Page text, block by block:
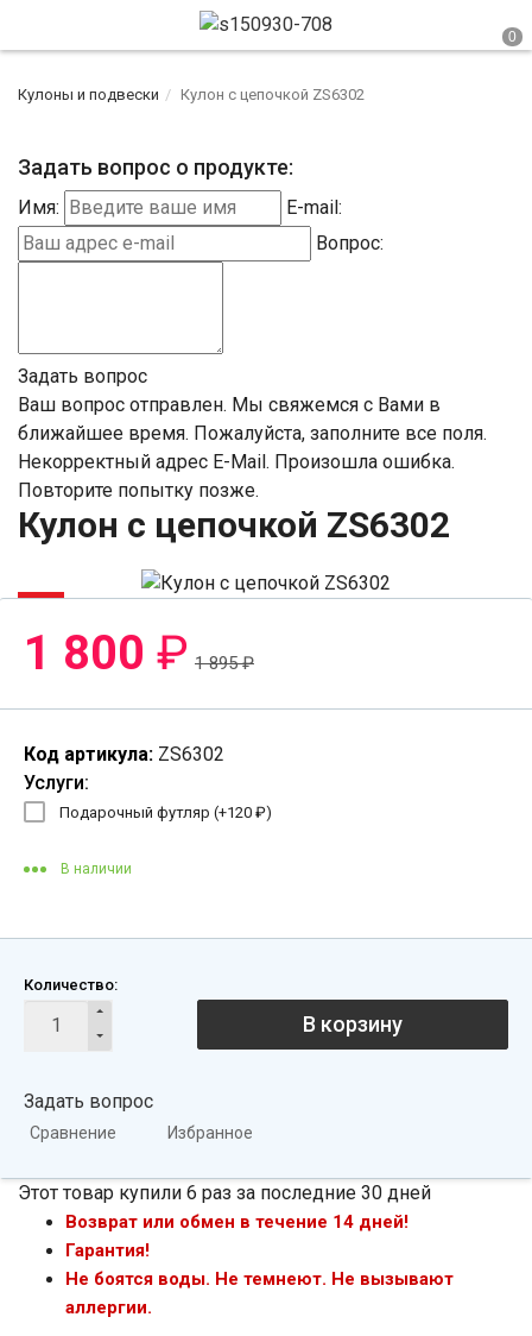
Кулоны и подвески Кулон с цепочкой ZS6302
Задать вопрос о продукте:
Имя:
E-mail:
Вопрос:
Задать вопрос
Ваш вопрос отправлен. Мы свяжемся с Вами в
ближайшее время. Пожалуйста, заполните все поля.
Некорректный адрес E-Mail. Произошла ошибка.
Повторите попытку позже.
Кулон с цепочкой ZS6302
-6%
1 800 ₽ 1 895₽
Код артикула: ZS6302
Услуги:
Подарочный футляр (+120 ₽)
В наличии
Количество:
В корзину
Задать вопрос
Сравнение Избранное
Этот товар купили 6 раз за последние 30 дней
Возврат или обмен в течение 14 дней!
Гарантия!
Не боятся воды. Не темнеют. Не вызывают
аллергии.